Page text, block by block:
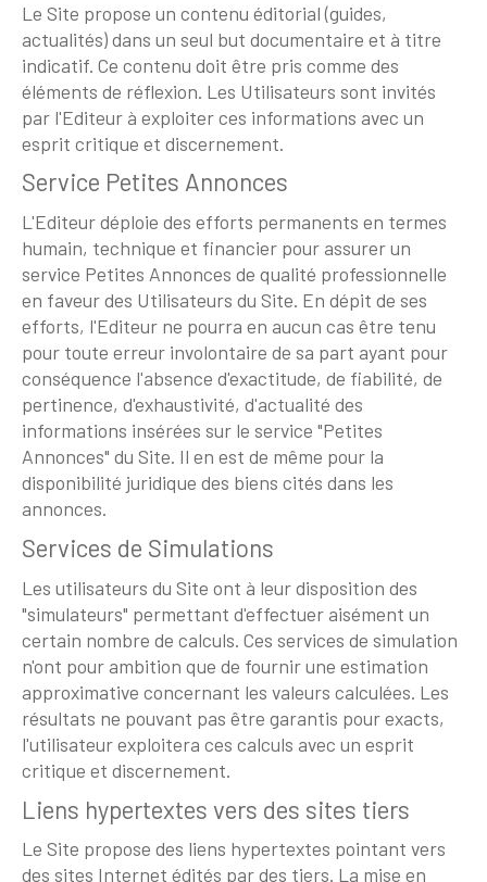
Le Site propose un contenu éditorial (guides,
actualités) dans un seul but documentaire et à titre
indicatif. Ce contenu doit être pris comme des
éléments de réflexion. Les Utilisateurs sont invités
par l'Editeur à exploiter ces informations avec un
esprit critique et discernement.
Service Petites Annonces
L'Editeur déploie des efforts permanents en termes
humain, technique et financier pour assurer un
service Petites Annonces de qualité professionnelle
en faveur des Utilisateurs du Site. En dépit de ses
efforts, l'Editeur ne pourra en aucun cas être tenu
pour toute erreur involontaire de sa part ayant pour
conséquence l'absence d'exactitude, de fiabilité, de
pertinence, d'exhaustivité, d'actualité des
informations insérées sur le service "Petites
Annonces" du Site. Il en est de même pour la
disponibilité juridique des biens cités dans les
annonces.
Services de Simulations
Les utilisateurs du Site ont à leur disposition des
"simulateurs" permettant d'effectuer aisément un
certain nombre de calculs. Ces services de simulation
n'ont pour ambition que de fournir une estimation
approximative concernant les valeurs calculées. Les
résultats ne pouvant pas être garantis pour exacts,
l'utilisateur exploitera ces calculs avec un esprit
critique et discernement.
Liens hypertextes vers des sites tiers
Le Site propose des liens hypertextes pointant vers
des sites Internet édités par des tiers. La mise en